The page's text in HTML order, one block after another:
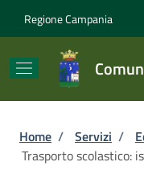
Regione Campania
Briciole di
Home / Servizi /
Trasporto scolastico: